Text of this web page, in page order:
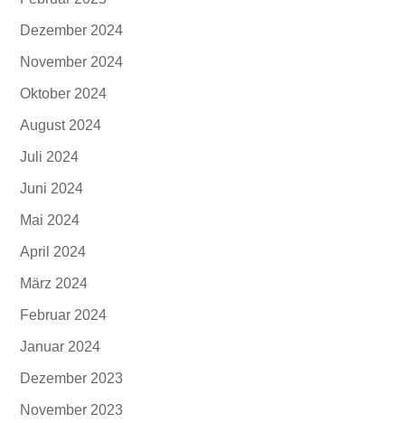
Dezember 2024
November 2024
Oktober 2024
August 2024
Juli 2024
Juni 2024
Mai 2024
April 2024
März 2024
Februar 2024
Januar 2024
Dezember 2023
November 2023